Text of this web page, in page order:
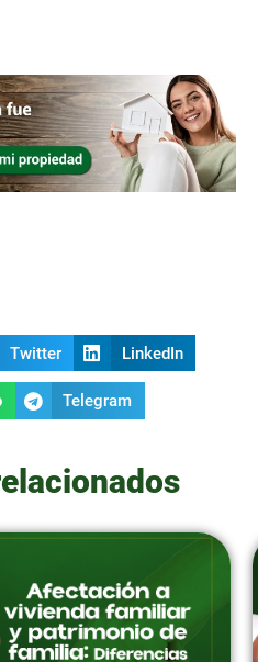
Twitter LinkedIn
Telegram